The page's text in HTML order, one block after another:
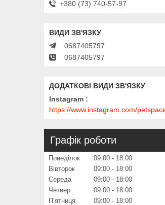
+380 (73) 740-57-97
0687405797
0687405797
Instagram
Графік роботи
Понеділок 09:00
18:00
Вівторок
09:00
18:00
Середа
09:00
18:00
Четвер
09:00
18:00
Пʼятниця
09:00
18:00